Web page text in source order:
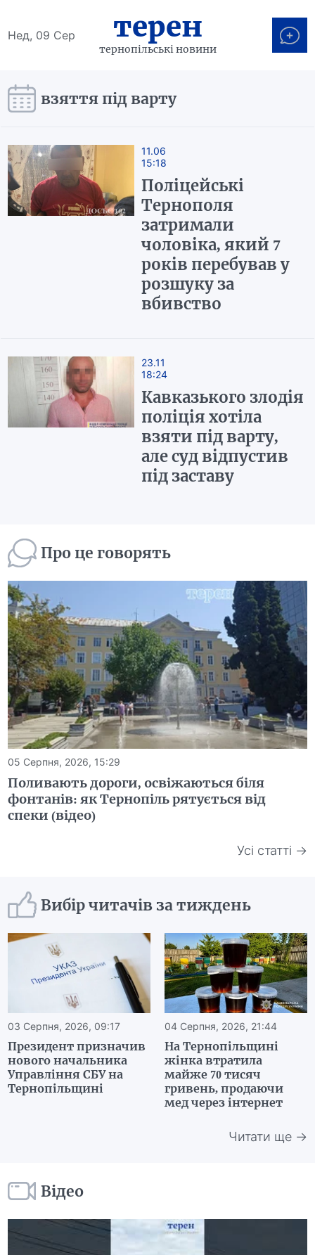
Нед, 09 Сер терен
тернопільські новини
взяття під варту
11.06
15:18
Поліцейські
Тернополя
затримали
чоловіка, який 7
років перебував у
розшуку за
вбивство
23.11
18:24
Кавказького злодія
поліція хотіла
взяти під варту,
але суд відпустив
під заставу
Про це говорять
05 Серпня, 2026, 15:29
Поливають дороги, освіжаються біля
фонтанів: як Тернопіль рятується від
спеки (відео)
Усі статті →
Вибір читачів за тиждень
03 Серпня, 2026, 09:17
Президент призначив
нового начальника
Управління СБУ на
Тернопільщині
04 Серпня, 2026, 21:44
На Тернопільщині
жінка втратила
майже 70 тисяч
гривень, продаючи
мед через інтернет
Читати ще →
Відео